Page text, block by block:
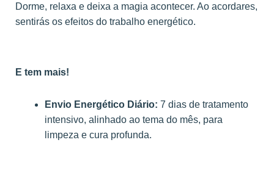
Dorme, relaxa e deixa a magia acontecer. Ao acordares,
sentirás os efeitos do trabalho energético.
E tem mais!
Envio Energético Diário: 7 dias de tratamento
intensivo, alinhado ao tema do mês, para
limpeza e cura profunda.